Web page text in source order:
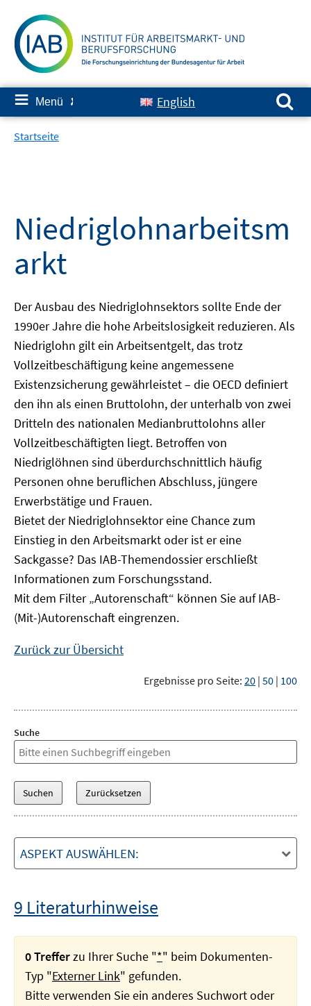
zum
Inhalt
≡ Menü ✘ English
Suchen nach:
Startseite
Niedriglohnarbeitsm
arkt
Der Ausbau des Niedriglohnsektors sollte Ende der
1990er Jahre die hohe Arbeitslosigkeit reduzieren. Als
Niedriglohn gilt ein Arbeitsentgelt, das trotz
Vollzeitbeschäftigung keine angemessene
Existenzsicherung gewährleistet – die OECD definiert
den ihn als einen Bruttolohn, der unterhalb von zwei
Dritteln des nationalen Medianbruttolohns aller
Vollzeitbeschäftigten liegt. Betroffen von
Niedriglöhnen sind überdurchschnittlich häufig
Personen ohne beruflichen Abschluss, jüngere
Erwerbstätige und Frauen.
Bietet der Niedriglohnsektor eine Chance zum
Einstieg in den Arbeitsmarkt oder ist er eine
Sackgasse? Das IAB-Themendossier erschließt
Informationen zum Forschungsstand.
Mit dem Filter „Autorenschaft“ können Sie auf IAB-
(Mit-)Autorenschaft eingrenzen.
Zurück zur Übersicht
Ergebnisse pro Seite: 20 | 50 | 100
Suche
ASPEKT AUSWÄHLEN:
9 Literaturhinweise
0 Trefferzu Ihrer Suche "*" beim Dokumenten-
Typ "Externer Link" gefunden.
Bitte verwenden Sie ein anderes Suchwort oder